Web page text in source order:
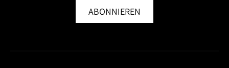
ABONNIEREN